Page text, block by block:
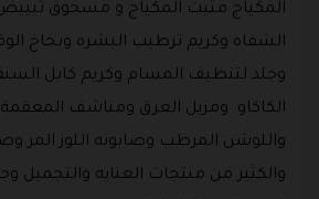
المكياج مثبت المكياج و مسحوق
الشفاه وكريم ترطيب البشره وبخاخ
وجلد لتنظيف المسام وكريم كابل
الكاكاو ومزيل العرق ومناشف المعقمة
واللوشن المرطب وصابونه اللوز المر
والكثير من منتجات العنايه والتجميل